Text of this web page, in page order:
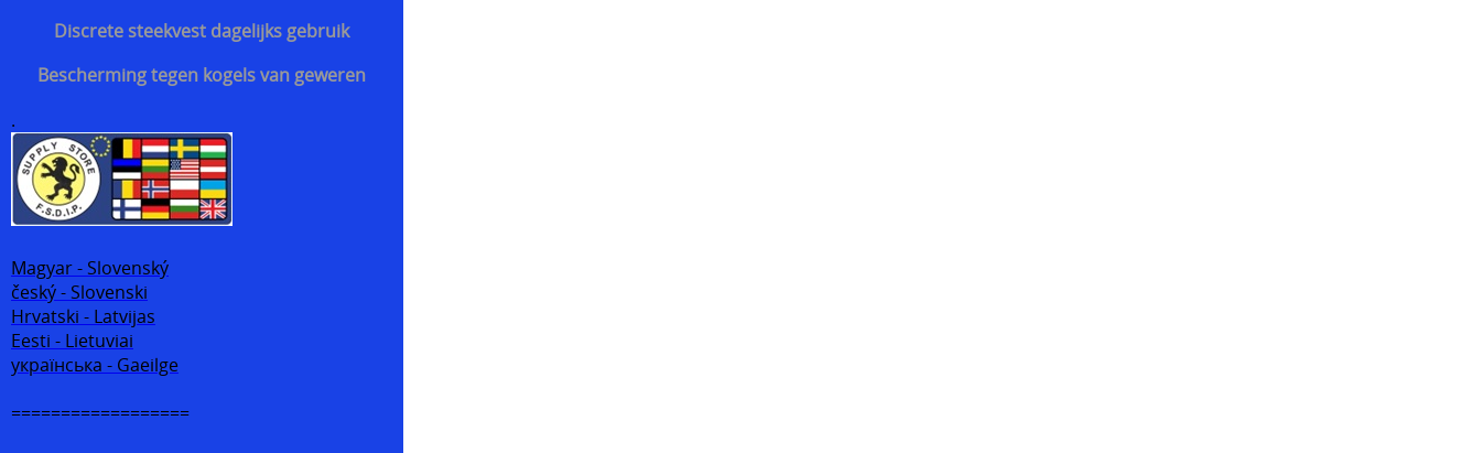
Discrete steekvest dagelijks gebruik
Bescherming tegen kogels van geweren
.
Magyar - Slovenský
český - Slovenski
Hrvatski - Latvijas
Eesti - Lietuviai
українська - Gaeilge
==================